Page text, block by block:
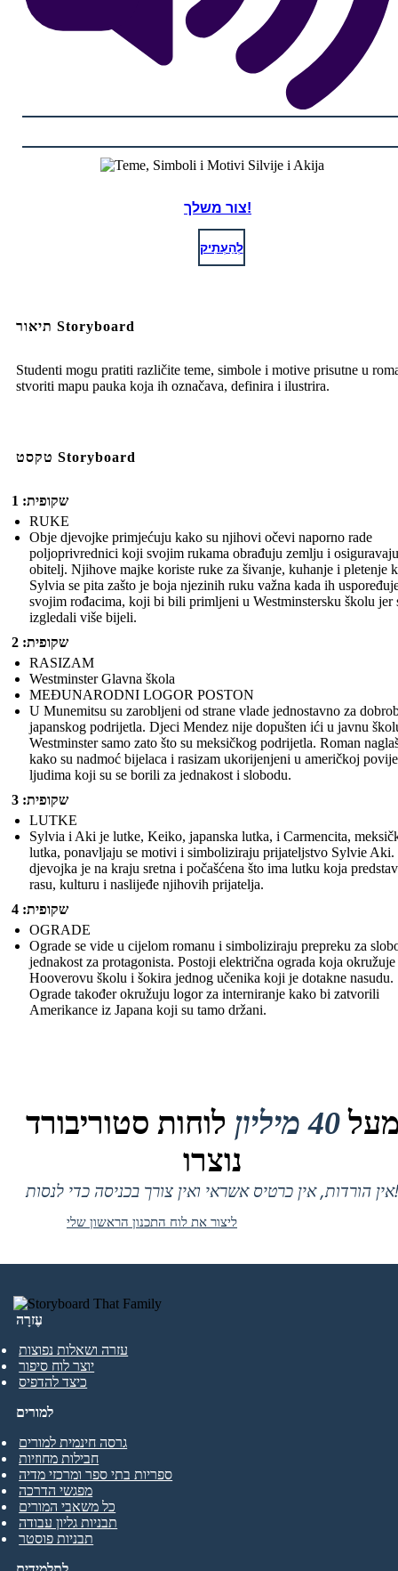
צור משלך!
לְהַעְתִיק
תיאור Storyboard
Studenti mogu pratiti različite teme, simbole i motive prisutne u
stvoriti mapu pauka koja ih označava, definira i ilustrira.
טקסט Storyboard
שקופית: 1
RUKE
Obje djevojke primjećuju kako su njihovi očevi naporno rade
poljoprivrednici koji svojim rukama obrađuju zemlju i
obitelj. Njihove majke koriste ruke za šivanje, kuhanje i pletenje
Sylvia se pita zašto je boja njezinih ruku važna kada ih
svojim rođacima, koji bi bili primljeni u Westminstersku školu jer
izgledali više bijeli.
שקופית: 2
RASIZAM
Westminster Glavna škola
MEĐUNARODNI LOGOR POSTON
U Munemitsu su zarobljeni od strane vlade jednostavno za
japanskog podrijetla. Djeci Mendez nije dopušten ići u javnu
Westminster samo zato što su meksičkog podrijetla. Roman
kako su nadmoć bijelaca i rasizam ukorijenjeni u američkoj
ljudima koji su se borili za jednakost i slobodu.
שקופית: 3
LUTKE
Sylvia i Aki je lutke, Keiko, japanska lutka, i Carmencita,
lutka, ponavljaju se motivi i simboliziraju prijateljstvo Sylvie Aki.
djevojka je na kraju sretna i počašćena što ima lutku koja
rasu, kulturu i naslijeđe njihovih prijatelja.
שקופית: 4
OGRADE
Ograde se vide u cijelom romanu i simboliziraju prepreku za
jednakost za protagonista. Postoji električna ograda koja okružuje
Hooverovu školu i šokira jednog učenika koji je dotakne nasudu.
Ograde također okružuju logor za interniranje kako bi zatvorili
Amerikance iz Japana koji su tamo držani.
40 מיליון
לוחות סטוריבורד
נוצרו
אין הורדות, אין כרטיס אשראי ואין צורך בכניסה כדי לנסות!
ליצור את לוח התכנון הראשון שלי
עֶזרָה
עזרה ושאלות נפוצות
יוצר לוח סיפור
כיצד להדפיס
למורים
גרסה חינמית למורים
חבילות מחוזיות
ספריות בתי ספר ומרכזי מדיה
מפגשי הדרכה
כל משאבי המורים
תבניות גליון עבודה
תבניות פוסטר